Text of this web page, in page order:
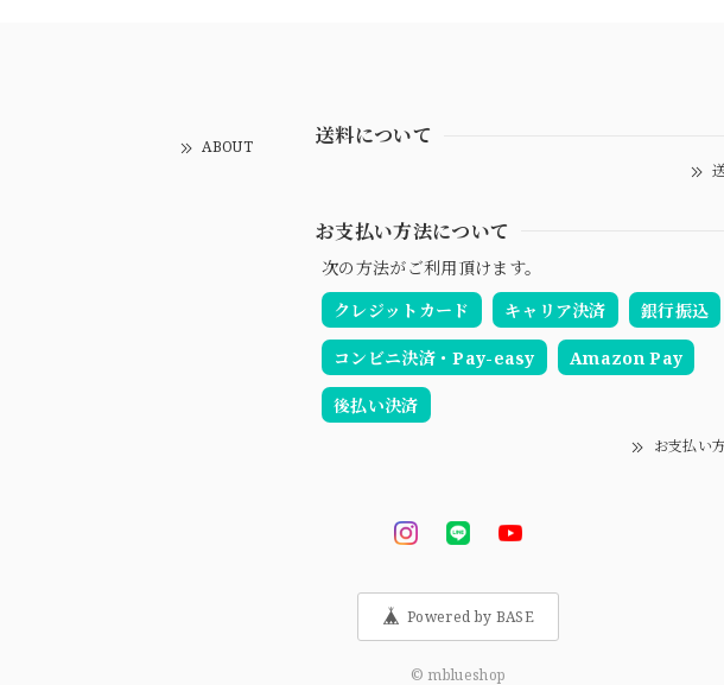
ABOUT 送料について
お支払い方法について
次の方法がご利用頂けます。
クレジットカード
キャリア決済 銀行振込
コンビニ決済・Pay-easy Amazon Pay
後払い決済
お支払い
Powered by BASE
© mblueshop